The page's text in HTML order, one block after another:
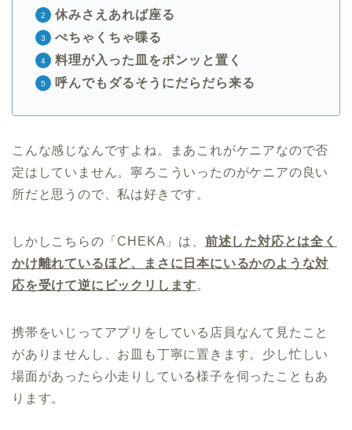
休みさえあれば座る
ぺちゃくちゃ喋る
料理が入った皿をポンッと置く
呼んでもダるそうにだらだら来る
こんな感じなんですよね。まあこれがケニアなので否
定はしていません。寧ろこういったのがケニアの良い
所だと思うので、私は好きです。
しかしこちらの「CHEKA」は、 前述した対応とは全く
かけ離れているほど、まさに日本にいるかのような対
応を受けて逆にビックリします。
携帯をいじってアプリをしている店員なんて見たこと
がありませんし、お皿も丁寧に置きます。少し忙しい
場面があったら小走りしている様子を伺ったこともあ
ります。